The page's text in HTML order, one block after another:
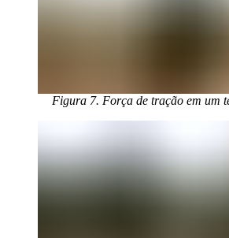
Figura 7. Força de tração em um